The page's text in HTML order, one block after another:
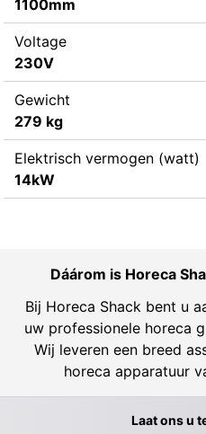
1100mm
Voltage
230V
Gewicht
279 kg
Elektrisch vermogen (watt)
14kW
Dáárom is Horeca
Bij Horeca Shack bent u
uw professionele horeca
Wij leveren een breed
horeca apparatuur
Laat ons u